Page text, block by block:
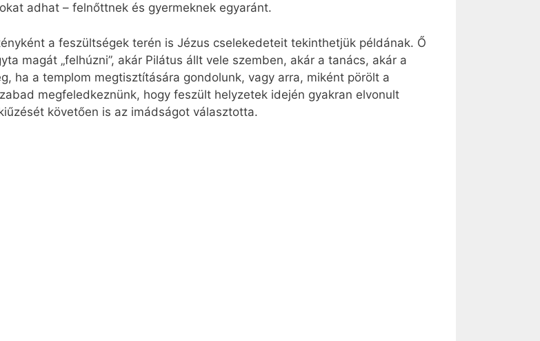
adhat – felnőttnek és gyermeknek egyaránt.
a feszültségek terén is Jézus cselekedeteit tekinthetjük példának. Ő
magát „felhúzni”, akár Pilátus állt vele szemben, akár a tanács, akár a
ha a templom megtisztítására gondolunk, vagy arra, miként pörölt a
megfeledkeznünk, hogy feszült helyzetek idején gyakran elvonult
követően is az imádságot választotta.